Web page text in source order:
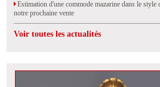
Estimation d'une commode mazarine dans le style
notre prochaine vente
Voir toutes les actualités